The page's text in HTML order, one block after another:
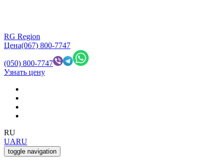
RG Region
Цена(067) 800-7747
(050) 800-7747
Узнать цену
RU
UARU
toggle navigation